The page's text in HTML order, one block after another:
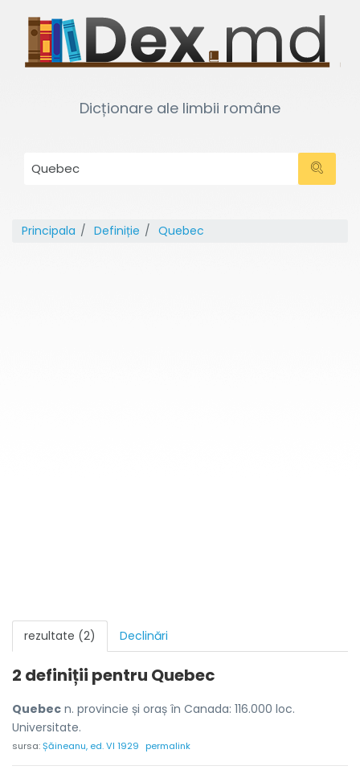
Dicționare ale limbii române
Principala Definiție Quebec
rezultate (2) Declinări
2 definiții pentru Quebec
Quebec n. provincie și oraș în Canada: 116.000 loc.
Universitate.
sursa:Șăineanu, ed. VI 1929 permalink